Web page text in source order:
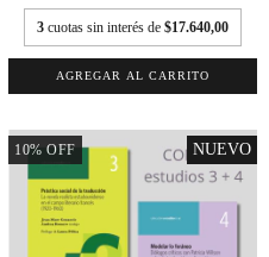
3 cuotas sin interés de $17.640,00
10% OFF NUEVO